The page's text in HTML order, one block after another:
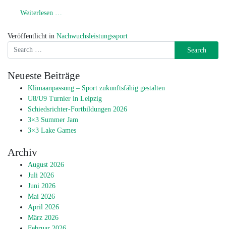
Weiterlesen …
Veröffentlicht in Nachwuchsleistungssport
Search
Neueste Beiträge
Klimaanpassung – Sport zukunftsfähig gestalten
U8/U9 Turnier in Leipzig
Schiedsrichter-Fortbildungen 2026
3×3 Summer Jam
3×3 Lake Games
Archiv
August 2026
Juli 2026
Juni 2026
Mai 2026
April 2026
März 2026